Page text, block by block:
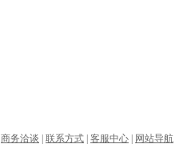
商务洽谈 | 联系方式 | 客服中心 | 网站导航